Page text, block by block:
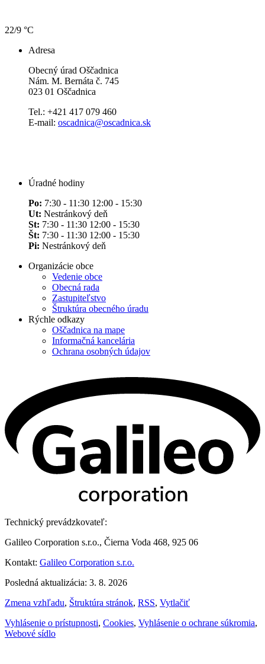
22/9 °C
Adresa
Obecný úrad Oščadnica
Nám. M. Bernáta č. 745
023 01 Oščadnica
Tel.: +421 417 079 460
E-mail: oscadnica@oscadnica.sk
Úradné hodiny
Po: 7:30 - 11:30 12:00 - 15:30
Ut: Nestránkový deň
St: 7:30 - 11:30 12:00 - 15:30
Št: 7:30 - 11:30 12:00 - 15:30
Pi: Nestránkový deň
Organizácie obce
Vedenie obce
Obecná rada
Zastupiteľstvo
Štruktúra obecného úradu
Rýchle odkazy
Oščadnica na mape
Informačná kancelária
Ochrana osobných údajov
Technický prevádzkovateľ:
Galileo Corporation s.r.o., Čierna Voda 468, 925 06
Kontakt: Galileo Corporation s.r.o.
Posledná aktualizácia: 3. 8. 2026
Zmena vzhľadu, Štruktúra stránok, RSS, Vytlačiť
Vyhlásenie o prístupnosti, Cookies, Vyhlásenie o ochrane súkromia,
Webové sídlo